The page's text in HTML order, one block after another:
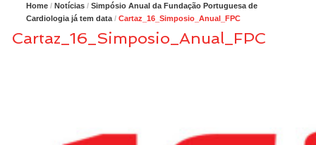
Home/ Notícias/ Simpósio Anual da Fundação Portuguesa de
Cardiologia já tem data/ Cartaz_16_Simposio_Anual_FPC
Cartaz_16_Simposio_Anual_FPC